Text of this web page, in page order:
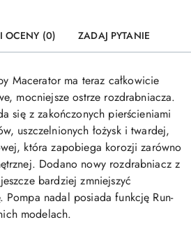
OCENY (0) ZADAJ PYTANIE
Macerator ma teraz całkowicie
mocniejsze ostrze rozdrabniacza.
się z zakończonych pierścieniami
uszczelnionych łożysk i twardej,
która zapobiega korozji zarówno
Dodano nowy rozdrabniacz z
bardziej zmniejszyć
Pompa nadal posiada funkcję Run-
modelach.